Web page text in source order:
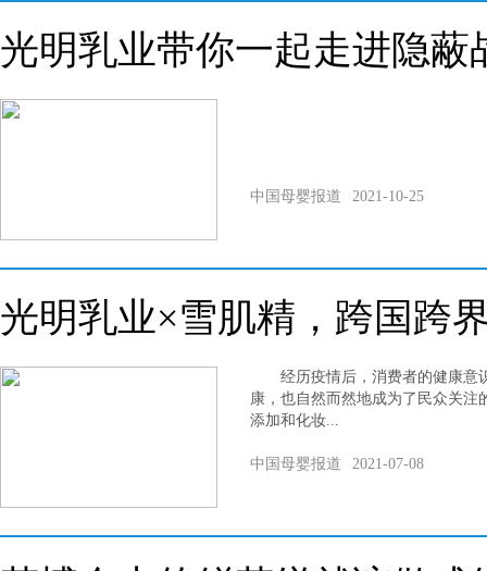
光明乳业带你一起走进隐蔽
中国母婴报道 2021-10-25
光明乳业×雪肌精，跨国跨
经历疫情后，消费者的健康意
康，也自然而然地成为了民众关注
添加和化妆...
中国母婴报道 2021-07-08